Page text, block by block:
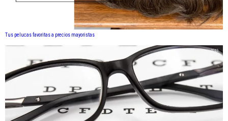
Tus pelucas favoritas a precios mayoristas